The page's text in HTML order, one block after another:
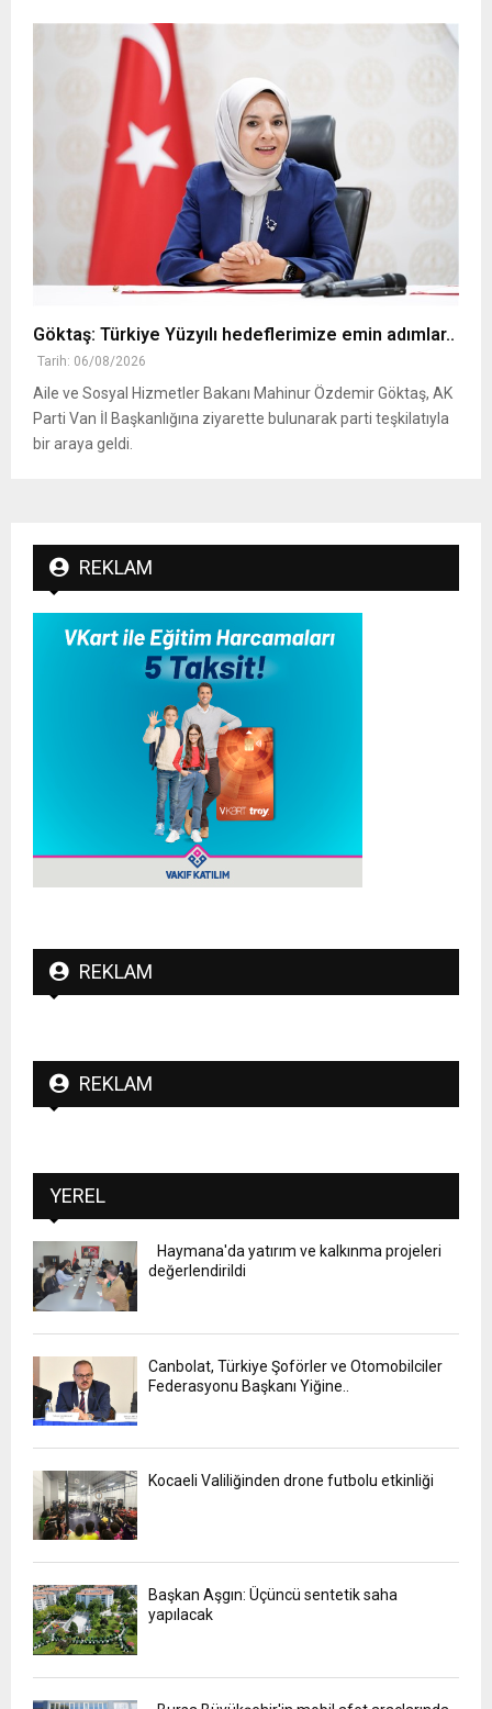
Göktaş: Türkiye Yüzyılı hedeflerimize emin adımlar..
Tarih: 06/08/2026
Aile ve Sosyal Hizmetler Bakanı Mahinur Özdemir Göktaş, AK
Parti Van İl Başkanlığına ziyarette bulunarak parti teşkilatıyla
bir araya geldi.
REKLAM
REKLAM
REKLAM
YEREL
Haymana'da yatırım ve kalkınma projeleri
değerlendirildi
Canbolat, Türkiye Şoförler ve Otomobilciler
Federasyonu Başkanı Yiğine..
Kocaeli Valiliğinden drone futbolu etkinliği
Başkan Aşgın: Üçüncü sentetik saha
yapılacak